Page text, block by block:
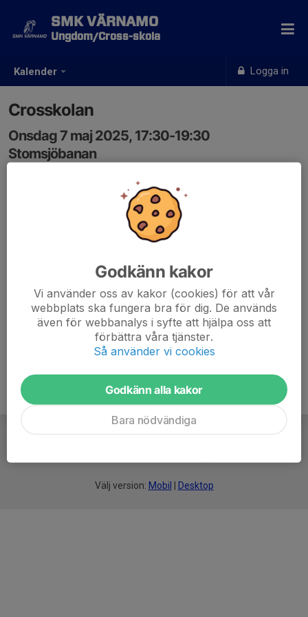
Kalender Logga in
SMK VÄRNAMO
Ungdom/Cross-skola
Crosskolan
Onsdag 7 maj 2025, 17:30-19:30
Stomsjöbanan
Crosskolan 50 och nybörjare 65cc på mellanbanan. 65-
Pass 1: 17:30-18:20
Paus: 18:20-18:40 (samling på respektive bana 18:40)
Pass 2: 18:40-19:30
Välj version: Mobil Desktop
Godkänn kakor
Vi använder oss av kakor (cookies) för att vår
webbplats ska fungera bra för dig. De används
även för webbanalys i syfte att hjälpa oss att
förbättra våra tjänster.
Så använder vi cookies
Godkänn alla kakor
Bara nödvändiga